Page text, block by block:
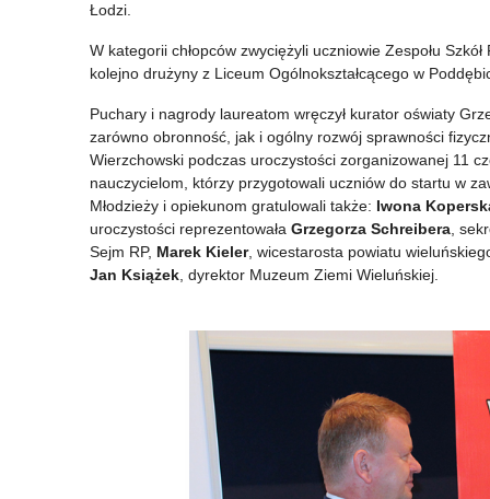
Łodzi.
W kategorii chłopców zwyciężyli uczniowie Zespołu
kolejno drużyny z Liceum Ogólnokształcącego w
Puchary i nagrody laureatom wręczył kurator oświaty
zarówno obronność, jak i ogólny rozwój sprawności
Wierzchowski podczas uroczystości zorganizowanej 11
nauczycielom, którzy przygotowali uczniów do startu w
Młodzieży i opiekunom gratulowali także: Iwona
uroczystości reprezentowała Grzegorza Schreibera ,
Sejm RP, Marek Kieler, wicestarosta powiatu
Jan Książek , dyrektor Muzeum Ziemi Wieluńskiej.
Drogowym